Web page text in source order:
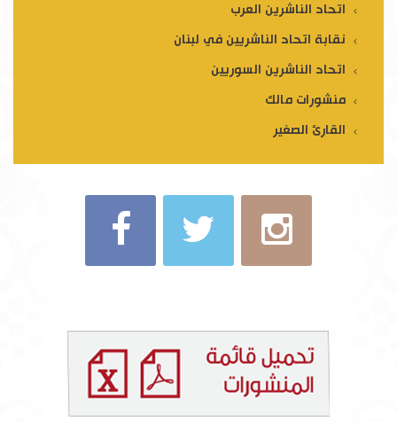
اتحاد الناشرين العرب
نقابة اتحاد الناشريين في لبنان
اتحاد الناشرين السوريين
منشورات مالك
القارئ الصغير